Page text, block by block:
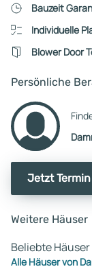
Bauzeit
Individuelle
Blower Door
Persönliche
Jetzt
Weitere Häuser
Beliebte
Alle Häuser von